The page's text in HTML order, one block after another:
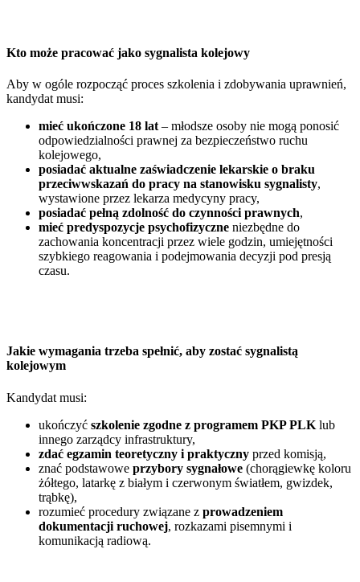
Kto może pracować jako sygnalista kolejowy
Aby w ogóle rozpocząć proces szkolenia i zdobywania uprawnień,
kandydat musi:
mieć ukończone 18 lat – młodsze osoby nie mogą ponosić
odpowiedzialności prawnej za bezpieczeństwo ruchu
kolejowego,
posiadać aktualne zaświadczenie lekarskie o braku
przeciwwskazań do pracy na stanowisku sygnalisty,
wystawione przez lekarza medycyny pracy,
posiadać pełną zdolność do czynności prawnych,
mieć predyspozycje psychofizyczne niezbędne do
zachowania koncentracji przez wiele godzin, umiejętności
szybkiego reagowania i podejmowania decyzji pod presją
czasu.
Jakie wymagania trzeba spełnić, aby zostać sygnalistą
kolejowym
Kandydat musi:
ukończyć szkolenie zgodne z programem PKP PLK lub
innego zarządcy infrastruktury,
zdać egzamin teoretyczny i praktyczny przed komisją,
znać podstawowe przybory sygnałowe (chorągiewkę koloru
żółtego, latarkę z białym i czerwonym światłem, gwizdek,
trąbkę),
rozumieć procedury związane z prowadzeniem
dokumentacji ruchowej, rozkazami pisemnymi i
komunikacją radiową.